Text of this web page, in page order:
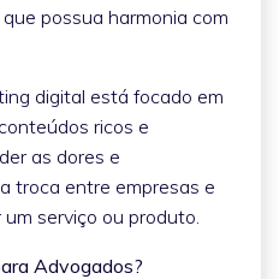
possua harmonia com
digital está focado em
ricos e
as dores e
troca entre empresas e
serviço ou produto.
Advogados?